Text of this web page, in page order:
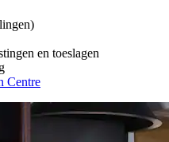
en toeslagen
Centre